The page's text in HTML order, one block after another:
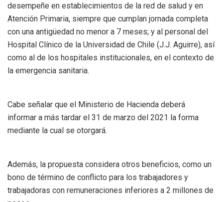
desempeñe en establecimientos de la red de salud y en
Atención Primaria, siempre que cumplan jornada completa
con una antigüedad no menor a 7 meses; y al personal del
Hospital Clínico de la Universidad de Chile (J.J. Aguirre), así
como al de los hospitales institucionales, en el contexto de
la emergencia sanitaria.
Cabe señalar que el Ministerio de Hacienda deberá
informar a más tardar el 31 de marzo del 2021 la forma
mediante la cual se otorgará.
Además, la propuesta considera otros beneficios, como un
bono de término de conflicto para los trabajadores y
trabajadoras con remuneraciones inferiores a 2 millones de